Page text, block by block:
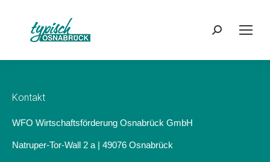
Search:
Kontakt
WFO Wirtschaftsförderung Osnabrück GmbH
Natruper-Tor-Wall 2 a | 49076 Osnabrück